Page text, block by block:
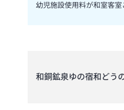
幼児施設使用料が和室客
和銅鉱泉ゆの宿和どう